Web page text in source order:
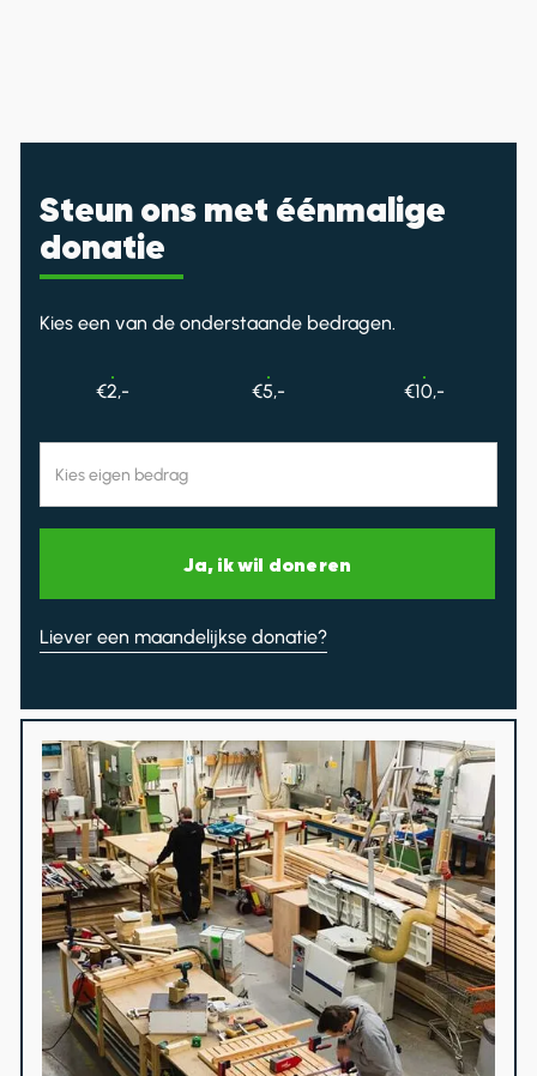
Steun ons met éénmalige
donatie
Kies een van de onderstaande bedragen.
€2,- €5,- €10,-
Ja, ik wil doneren
Liever een maandelijkse donatie?